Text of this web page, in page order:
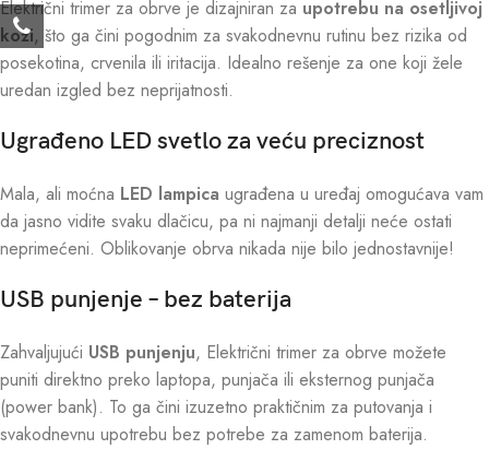
Električni trimer za obrve je dizajniran za upotrebu na osetljivoj
koži, što ga čini pogodnim za svakodnevnu rutinu bez rizika od
posekotina, crvenila ili iritacija. Idealno rešenje za one koji žele
uredan izgled bez neprijatnosti.
Ugrađeno LED svetlo za veću preciznost
Mala, ali moćna LED lampica ugrađena u uređaj omogućava vam
da jasno vidite svaku dlačicu, pa ni najmanji detalji neće ostati
neprimećeni. Oblikovanje obrva nikada nije bilo jednostavnije!
USB punjenje – bez baterija
Zahvaljujući USB punjenju, Električni trimer za obrve možete
puniti direktno preko laptopa, punjača ili eksternog punjača
(power bank). To ga čini izuzetno praktičnim za putovanja i
svakodnevnu upotrebu bez potrebe za zamenom baterija.